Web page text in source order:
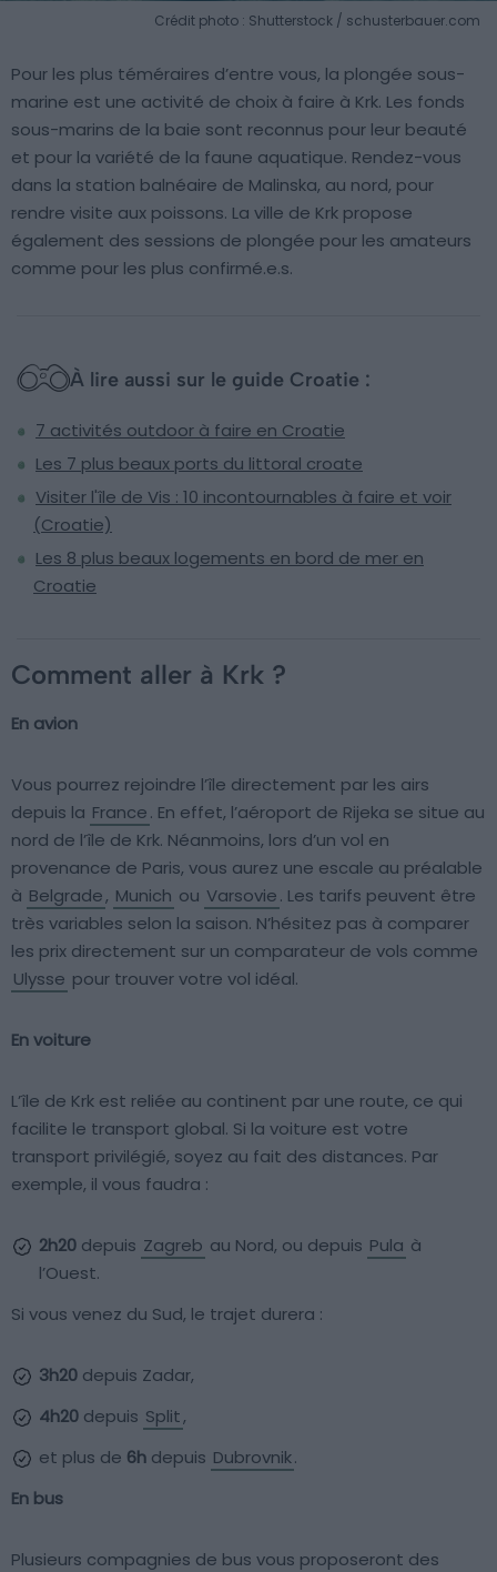
Crédit photo : Shutterstock / schusterbauer.com
Pour les plus téméraires d’entre vous, la plongée sous-
marine est une activité de choix à faire à Krk. Les fonds
sous-marins de la baie sont reconnus pour leur beauté
et pour la variété de la faune aquatique. Rendez-vous
dans la station balnéaire de Malinska, au nord, pour
rendre visite aux poissons. La ville de Krk propose
également des sessions de plongée pour les amateurs
comme pour les plus confirmé.e.s.
À lire aussi sur le guide Croatie :
7 activités outdoor à faire en Croatie
Les 7 plus beaux ports du littoral croate
Visiter l'île de Vis : 10 incontournables à faire et voir
(Croatie)
Les 8 plus beaux logements en bord de mer en
Croatie
Comment aller à Krk ?
En avion
Vous pourrez rejoindre l’île directement par les airs
depuis la France. En effet, l’aéroport de Rijeka se situe au
nord de l’île de Krk. Néanmoins, lors d’un vol en
provenance de Paris, vous aurez une escale au préalable
à Belgrade, Munich ou Varsovie. Les tarifs peuvent être
très variables selon la saison. N’hésitez pas à comparer
les prix directement sur un comparateur de vols comme
Ulysse pour trouver votre vol idéal.
En voiture
L’île de Krk est reliée au continent par une route, ce qui
facilite le transport global. Si la voiture est votre
transport privilégié, soyez au fait des distances. Par
exemple, il vous faudra :
2h20 depuis Zagreb au Nord, ou depuis Pula à
l’Ouest.
Si vous venez du Sud, le trajet durera :
3h20 depuis Zadar,
4h20 depuis Split,
et plus de 6h depuis Dubrovnik.
En bus
Plusieurs compagnies de bus vous proposeront des